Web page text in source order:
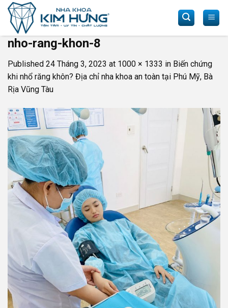
Skip
content
nho-rang-khon-8
Published 24 Tháng 3, 2023 at 1000 × 1333 in Biến chứng
khi nhổ răng khôn? Địa chỉ nha khoa an toàn tại Phú Mỹ, Bà
Rịa Vũng Tàu